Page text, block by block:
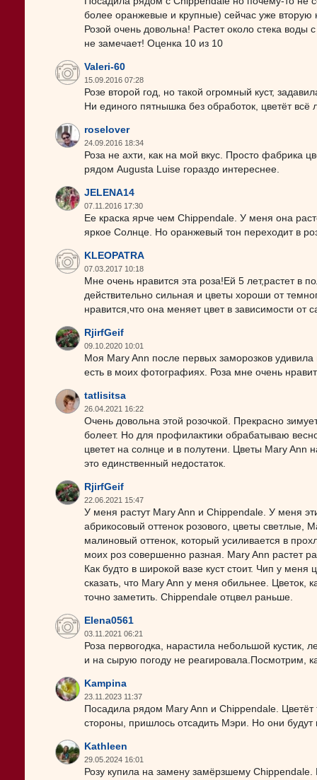
более оранжевые и крупные) сейчас уже вторую
Розой очень довольна! Растет около стека воды
не замечает! Оценка 10 из 10
Valeri-60
15.09.2016 07:28
Розе второй год, но такой огромный куст,
Ни единого пятнышка без обработок, цветёт всё
roselover
24.09.2016 18:34
Роза не ахти, как на мой вкус. Просто фабрика
рядом Augusta Luise гораздо интереснее.
JELENA14
07.11.2016 17:30
Ее краска ярче чем Chippendale. У меня она
яркое Солнце. Но оранжевый тон переходит в
KLEOPATRA
07.03.2017 10:18
Мне очень нравится эта роза!Ей 5 лет,растет в
действительно сильная и цветы хороши от
нравится,что она меняет цвет в зависимости от
RjirfGeif
09.10.2020 10:01
Моя Mary Ann после первых заморозков
есть в моих фотографиях. Роза мне очень
tatlisitsa
26.04.2021 16:22
Очень довольна этой розочкой. Прекрасно
болеет. Но для профилактики обрабатываю
цветет на солнце и в полутени. Цветы Mary
это единственный недостаток.
RjirfGeif
22.06.2021 15:47
У меня растут Mary Ann и Chippendale. У меня
абрикосовый оттенок розового, цветы светлые,
малиновый оттенок, который усиливается в
моих роз совершенно разная. Mary Ann растет
Как будто в широкой вазе куст стоит. Чип у
сказать, что Mary Ann у меня обильнее. Цветок,
точно заметить. Chippendale отцвел раньше.
Elena0561
03.11.2021 06:21
Роза первогодка, нарастила небольшой кустик,
и на сырую погоду не реагировала.Посмотрим,
Kampina
23.11.2023 11:37
Посадила рядом Mary Ann и Chippendale.
стороны, пришлось отсадить Мэри. Но они будут
Kathleen
29.05.2024 16:01
Розу купила на замену замёрзшему